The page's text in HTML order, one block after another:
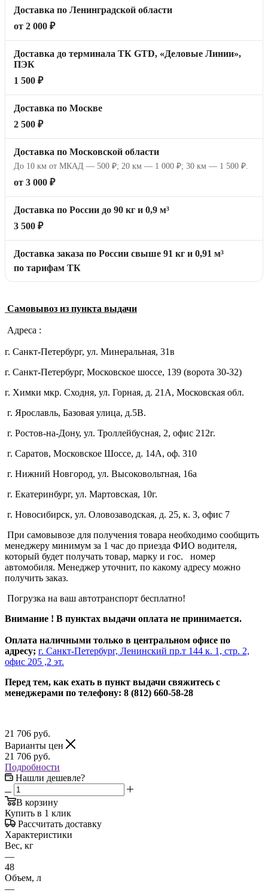
Доставка по Ленинградской области
от 2 000 ₽
Доставка до терминала ТК GTD, «Деловые Линии»,
ПЭК
1 500 ₽
Доставка по Москве
2 500 ₽
Доставка по Московской области
До 10 км от МКАД — 500 ₽; 20 км — 1 000 ₽; 30 км — 1 500 ₽.
от 3 000 ₽
Доставка по России до 90 кг и 0,9 м³
3 500 ₽
Доставка заказа по России свыше 91 кг и 0,91 м³
по тарифам ТК
Самовывоз из пункта выдачи
Адреса :
г. Санкт-Петербург, ул. Минеральная, 31в
г. Санкт-Петербург, Московское шоссе, 139 (ворота 30-32)
г. Химки мкр. Сходня, ул. Горная, д. 21А, Московская обл.
г. Ярославль, Базовая улица, д.5В.
г. Ростов-на-Дону, ул. Троллейбусная, 2, офис 212г.
г. Саратов, Московское Шоссе, д. 14А, оф. 310
г. Нижний Новгород, ул. Высоковольтная, 16а
г. Екатеринбург, ул. Мартовская, 10г.
г. Новосибирск, ул. Оловозаводская, д. 25, к. 3, офис 7
При самовывозе для получения товара необходимо сообщить
менеджеру минимум за 1 час до приезда ФИО водителя,
который будет получать товар, марку и гос. номер
автомобиля. Менеджер уточнит, по какому адресу можно
получить заказ.
Погрузка на ваш автотранспорт бесплатно!
Внимание ! В пунктах выдачи оплата не принимается.
Оплата наличными только в центральном офисе по
адресу; г. Санкт-Петербург, Ленинский пр.т 144 к. 1, стр. 2,
офис 205 ,2 эт.
Перед тем, как ехать в пункт выдачи свяжитесь с
менеджерами по телефону: 8 (812) 660-58-28
21 706 руб.
Варианты цен
21 706 руб.
Подробности
Нашли дешевле?
В корзину
Купить в 1 клик
Рассчитать доставку
Характеристики
Вес, кг
—
48
Объем, л
—